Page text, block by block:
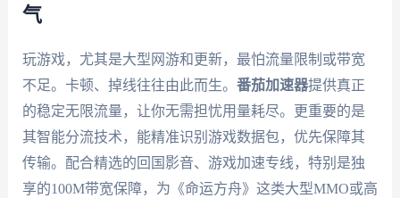
气
玩游戏，尤其是大型网游和更新，最怕流量限制或带宽
不足。卡顿、掉线往往由此而生。 番茄加速器提供真正
的稳定无限流量，让你无需担忧用量耗尽。更重要的是
其智能分流技术，能精准识别游戏数据包，优先保障其
传输。配合精选的回国影音、游戏加速专线，特别是独
享的100M带宽保障，为《命运方舟》这类大型MMO或高